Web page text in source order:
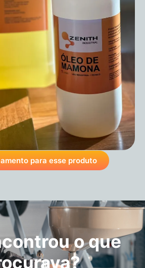
para esse produto
o que